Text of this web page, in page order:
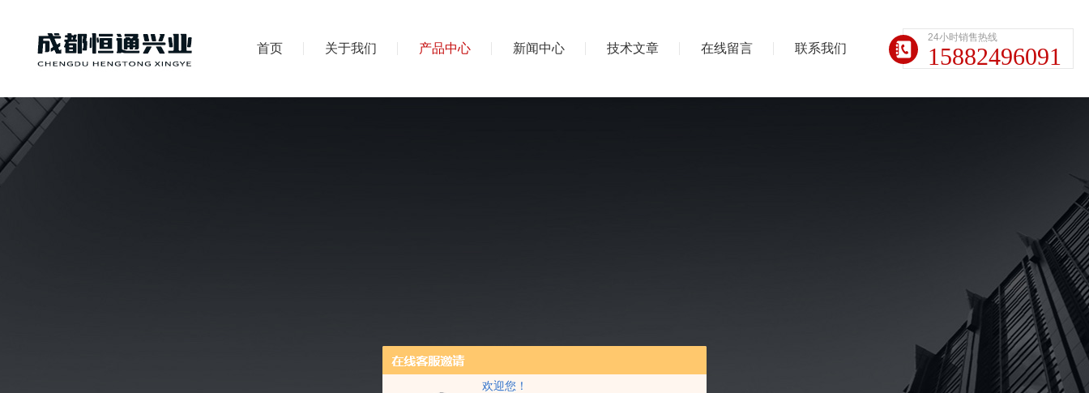
欢迎您！
首页 关于我们 产品中心 新闻中心 技术文章 在线留言 联系我们
24小时销售热线
15882496091